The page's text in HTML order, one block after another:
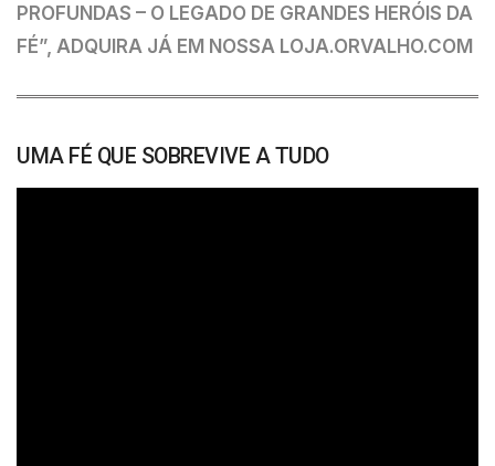
PROFUNDAS – O LEGADO DE GRANDES HERÓIS DA
FÉ”, ADQUIRA JÁ EM NOSSA LOJA.ORVALHO.COM
UMA FÉ QUE SOBREVIVE A TUDO